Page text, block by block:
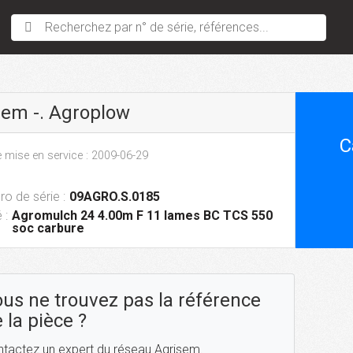
Recherchez par n° de série, références...
-. Agroplow
mise en service : 2009-06-29
de série : 09AGRO.S.0185
: Agromulch 24 4.00m F 11 lames BC TCS 550
soc carbure
ne trouvez pas la référence
la pièce ?
un expert du réseau Agrisem.